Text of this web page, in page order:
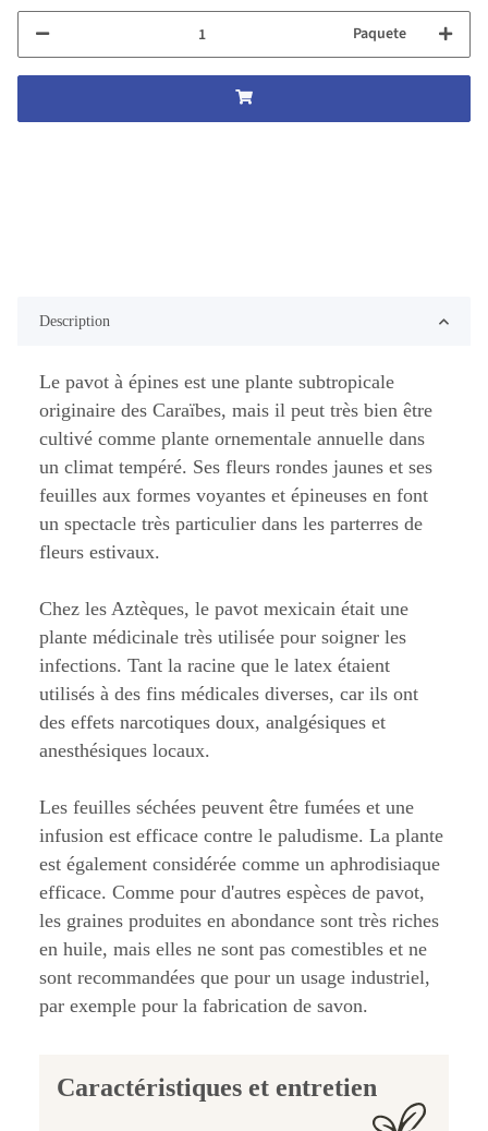
Paquete
Description
Le pavot à épines est une plante subtropicale
originaire des Caraïbes, mais il peut très bien être
cultivé comme plante ornementale annuelle dans
un climat tempéré. Ses fleurs rondes jaunes et ses
feuilles aux formes voyantes et épineuses en font
un spectacle très particulier dans les parterres de
fleurs estivaux.
Chez les Aztèques, le pavot mexicain était une
plante médicinale très utilisée pour soigner les
infections. Tant la racine que le latex étaient
utilisés à des fins médicales diverses, car ils ont
des effets narcotiques doux, analgésiques et
anesthésiques locaux.
Les feuilles séchées peuvent être fumées et une
infusion est efficace contre le paludisme. La plante
est également considérée comme un aphrodisiaque
efficace. Comme pour d'autres espèces de pavot,
les graines produites en abondance sont très riches
en huile, mais elles ne sont pas comestibles et ne
sont recommandées que pour un usage industriel,
par exemple pour la fabrication de savon.
Caractéristiques et entretien